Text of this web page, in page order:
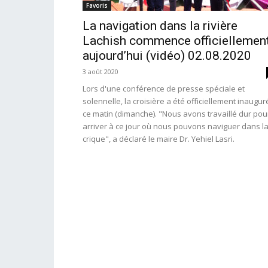
Favoris
La navigation dans la rivière
Lachish commence
aujourd’hui (vidéo) 02.08.2020
3 août 2020
Lors d'une conférence de presse spéciale et
solennelle, la croisière a été officiellement
ce matin (dimanche). "Nous avons travaillé dur
arriver à ce jour où nous pouvons naviguer dans la
crique", a déclaré le maire Dr. Yehiel Lasri.